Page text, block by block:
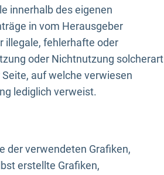
innerhalb des eigenen
in vom Herausgeber
illegale, fehlerhafte oder
oder Nichtnutzung solcherart
auf welche verwiesen
lediglich verweist.
der verwendeten Grafiken,
erstellte Grafiken,